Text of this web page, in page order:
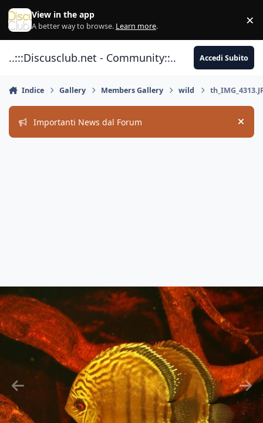
Vai al contenuto
View in the app
A better way to browse. Learn more. ×
..:::Discusclub.net - Community::.. Accedi Subito
Indice Gallery Members Gallery wild
Importanti News dal Forum Hide